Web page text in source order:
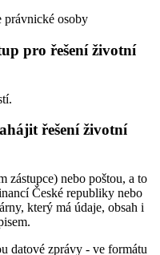
právnické osoby
pro řešení životní
řešení životní
zástupce) nebo poštou, a to
České republiky nebo
který má údaje, obsah i
datové zprávy - ve formátu